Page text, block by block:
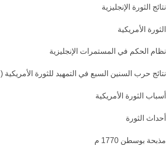
نتائج الثورة الإنجليزية
الثورة الأمريكية
نظام الحكم في المستمرات الإنجليزية
نتائج حرب السنين السبع في التمهيد للثورة الأمريكية ( 1756 – 1763 )
أسباب الثورة الأمريكية
أحداث الثورة
مذبحة بوسطن 1770 م